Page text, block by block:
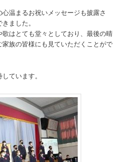
温まるお祝いメッセージも披露さ
ました。
はとても堂々としており、最後の晴
族の皆様にも見ていただくことがで
ています。